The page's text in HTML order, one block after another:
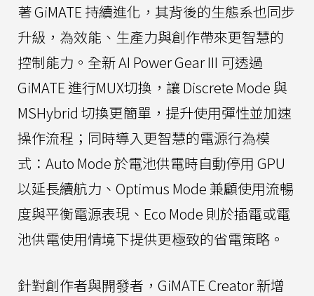
著 GiMATE 持續進化，其背後的生態系也同步
升級，為效能、生產力與創作帶來更智慧的
控制能力。全新 AI Power Gear III 可透過
GiMATE 進行MUX切換，讓 Discrete Mode 與
MSHybrid 切換更簡單，提升使用彈性並加速
操作流程；同時導入更智慧的電源行為模
式：Auto Mode 於電池供電時自動停用 GPU
以延長續航力、Optimus Mode 兼顧使用流暢
度與平衡電源表現、Eco Mode 則於插電或電
池供電使用情境下提供更極致的省電策略。
針對創作者與開發者，GiMATE Creator 新增